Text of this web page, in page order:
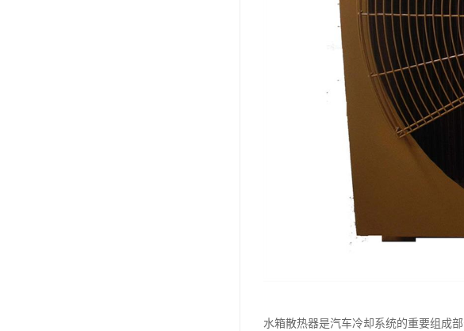
水箱散热器是汽车冷却系统的重要组成